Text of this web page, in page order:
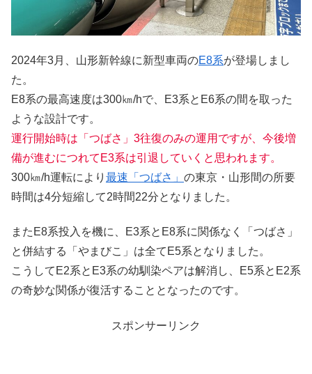
2024年3月、山形新幹線に新型車両のE8系が登場しまし
た。
E8系の最高速度は300㎞/hで、E3系とE6系の間を取った
ような設計です。
運行開始時は「つばさ」3往復のみの運用ですが、今後増
備が進むにつれてE3系は引退していくと思われます。
300㎞/h運転により 最速「つばさ」 の東京・山形間の所要
時間は4分短縮して2時間22分となりました。
またE8系投入を機に、E3系とE8系に関係なく「つばさ」
と併結する「やまびこ」は全てE5系となりました。
こうしてE2系とE3系の幼馴染ペアは解消し、E5系とE2系
の奇妙な関係が復活することとなったのです。
スポンサーリンク